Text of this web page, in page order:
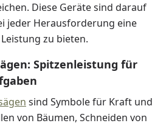
Diese Geräte sind darauf
jeder Herausforderung eine
zu bieten.
Spitzenleistung für
sind Symbole für Kraft und
von Bäumen, Schneiden von